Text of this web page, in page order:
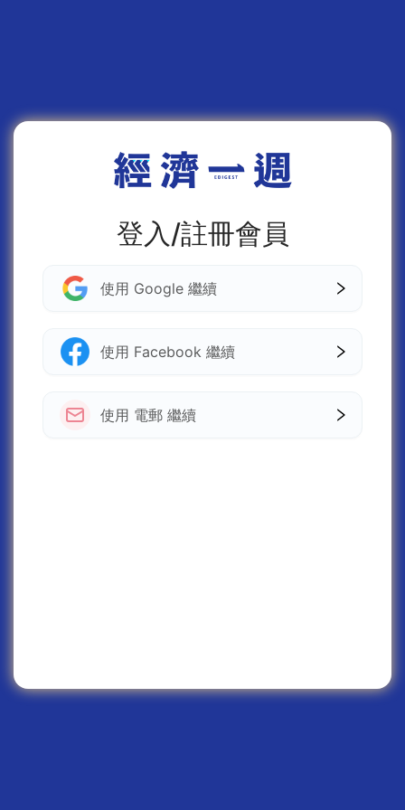
登入/註冊會員
使用 Google 繼續
使用 Facebook 繼續
使用 電郵 繼續